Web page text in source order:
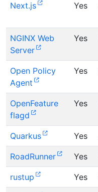
Next.js Yes
NGINX Web
Server
Yes
Open Policy
Agent
Yes
OpenFeature
flagd
Yes
Quarkus Yes
RoadRunner Yes
rustup Yes